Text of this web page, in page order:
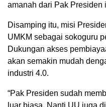
amanah dari Pak Presiden
Disamping itu, misi
UMKM sebagai sokoguru
Dukungan akses
akan semakin mudah
industri 4.0.
“Pak Presiden sudah